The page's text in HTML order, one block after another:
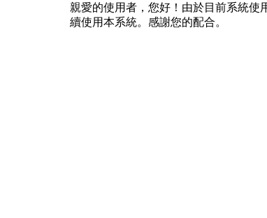
親愛的使用者，您好！由於目前系統使
續使用本系統。感謝您的配合。